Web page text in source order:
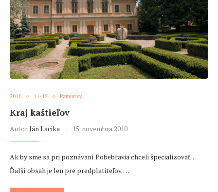
2010 11-12 Pamiatky
Kraj kaštieľov
AutorJán Lacika 15. novembra 2010
Ak by sme sa pri poznávaní Pobebravia chceli špecializovať…
Ďalší obsah je len pre predplatiteľov. …